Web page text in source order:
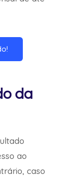
da
ao
caso